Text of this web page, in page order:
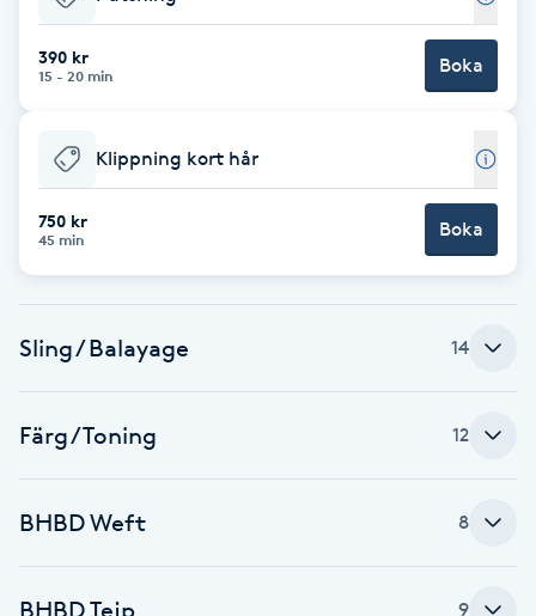
Bottenfärg
Brynfärgning
Brynplockning
C
Celluliter
Coachning
Color correction
390 kr
15 - 20 min Boka
Klippning kort hår
750 kr
45 min Boka
Sling / Balayage 14
Färg / Toning 12
BHBD Weft 8
BHBD Tejp 9